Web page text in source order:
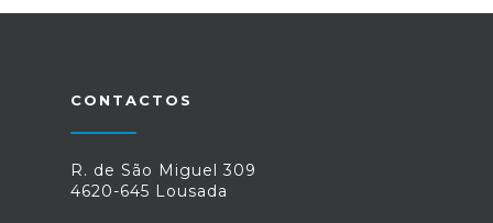
CONTACTOS
R. de São Miguel 309
4620-645 Lousada